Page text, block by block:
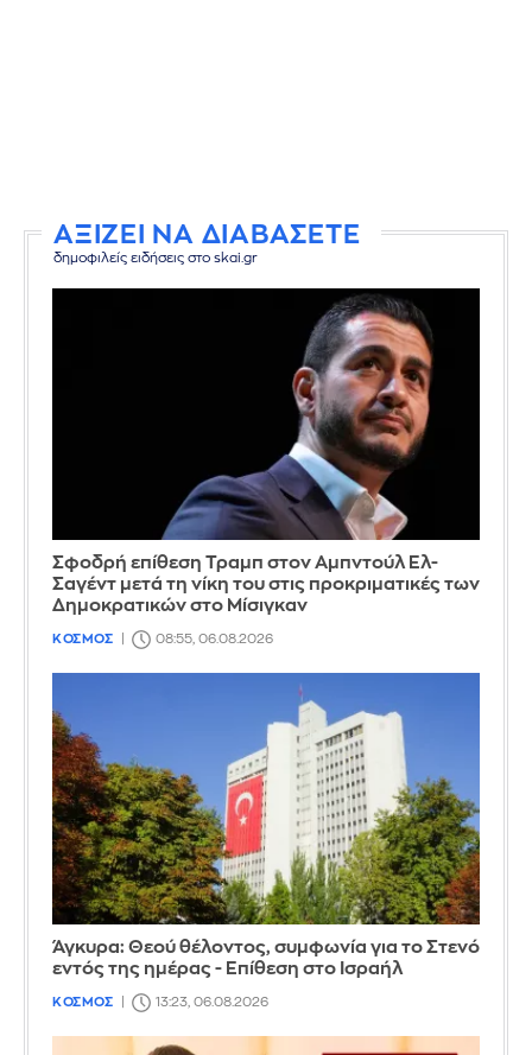
ΑΞΙΖΕΙ ΝΑ ΔΙΑΒΑΣΕΤΕ
δημοφιλείς ειδήσεις στο skai.gr
Σφοδρή επίθεση Τραμπ στον Αμπντούλ Ελ-
Σαγέντ μετά τη νίκη του στις προκριματικές των
Δημοκρατικών στο Μίσιγκαν
ΚΟΣΜΟΣ 08:55, 06.08.2026
Άγκυρα: Θεού θέλοντος, συμφωνία για το Στενό
εντός της ημέρας - Επίθεση στο Ισραήλ
ΚΟΣΜΟΣ 13:23, 06.08.2026